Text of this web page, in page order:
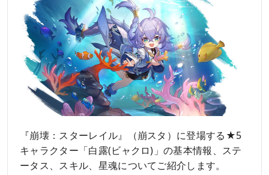
『崩壊：スターレイル』（崩スタ）に登場する★5
キャラクター「白露(ビャクロ)」の基本情報、ステ
ータス、スキル、星魂についてご紹介します。